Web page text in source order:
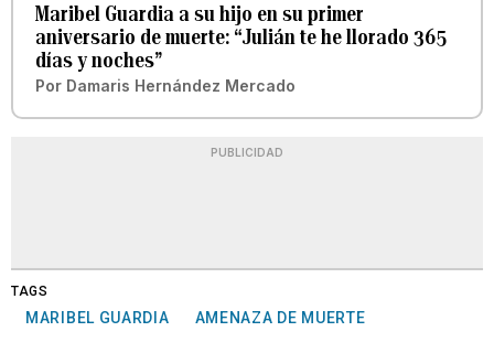
Maribel Guardia a su hijo en su primer
aniversario de muerte: “Julián te he llorado 365
días y noches”
Por Damaris Hernández Mercado
PUBLICIDAD
TAGS
MARIBEL GUARDIA AMENAZA DE MUERTE